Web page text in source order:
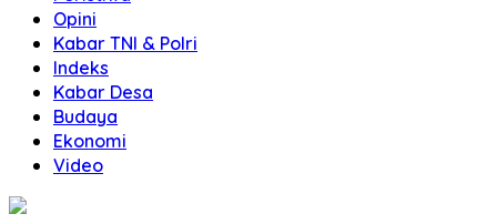
Opini
Kabar TNI & Polri
Indeks
Kabar Desa
Budaya
Ekonomi
Video